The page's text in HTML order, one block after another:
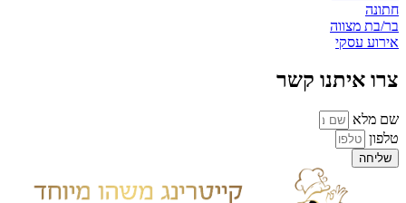
חתונה
בר/בת מצווה
אירוע עסקי
צרו איתנו קשר
שם מלא
טלפון
שליחה